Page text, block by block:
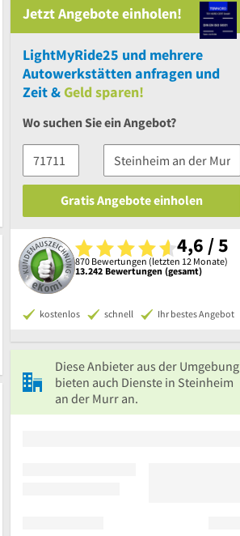
Jetzt Angebote einholen!
LightMyRide25 und mehrere
Autowerkstätten anfragen und
Zeit &Geld sparen!
Wo suchen Sie ein Angebot?
Gratis Angebote einholen
4,6 / 5
870 Bewertungen (letzten 12 Monate)
13.242 Bewertungen (gesamt)
kostenlos schnell Ihr bestes Angebot
Diese Anbieter aus der Umgebung
bieten auch Dienste in Steinheim
an der Murr an.